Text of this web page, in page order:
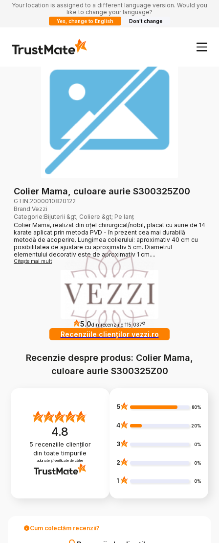
Your location is assigned to a different language version. Would you
like to change your language?
Yes, change to English Don't change
Colier Mama, culoare aurie S300325Z00
GTIN:2000010820122
Brand:Vezzi
Categorie:Bijuterii &gt; Coliere &gt; Pe lanț
Colier Mama, realizat din oțel chirurgical/nobil, placat cu aurie de 14
karate aplicat prin metoda PVD - în prezent cea mai durabilă
metodă de acoperire. Lungimea colierului: aproximativ 40 cm cu
posibilitatea de ajustare cu aproximativ 5 cm. Diametrul
elementului decorativ este de aproximativ 1 cm....
Citește mai mult
5.0din recenziile 115 037 ?
Recenziile clienților vezzi.ro
Recenzie despre produs: Colier Mama,
culoare aurie S300325Z00
4.8
5 recenziile clienților
din toate timpurile
adunate și verificate de către
5 80%
4 20%
3 0%
2 0%
1 0%
Cum colectăm recenzii?